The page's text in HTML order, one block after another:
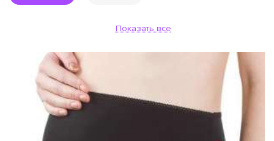
Показать все